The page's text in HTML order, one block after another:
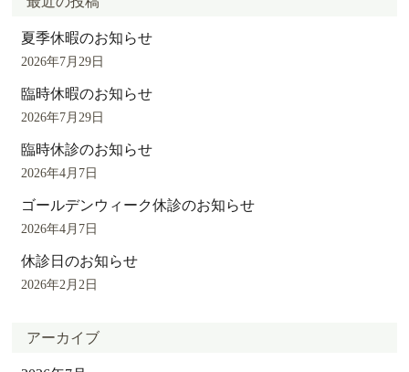
夏季休暇のお知らせ
2026年7月29日
臨時休暇のお知らせ
2026年7月29日
臨時休診のお知らせ
2026年4月7日
ゴールデンウィーク休診のお知らせ
2026年4月7日
休診日のお知らせ
2026年2月2日
アーカイブ